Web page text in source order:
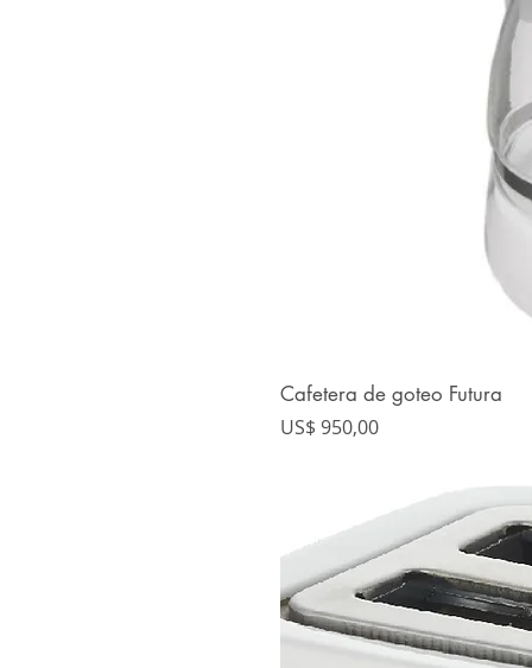
Cafetera de goteo Futura
Precio
US$ 950,00